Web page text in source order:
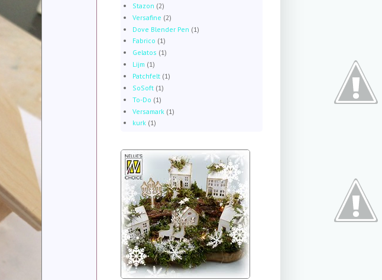
Stazon (2)
Versafine (2)
Dove Blender Pen (1)
Fabrico (1)
Gelatos (1)
Lijm (1)
Patchfelt (1)
SoSoft (1)
To-Do (1)
Versamark (1)
kurk (1)